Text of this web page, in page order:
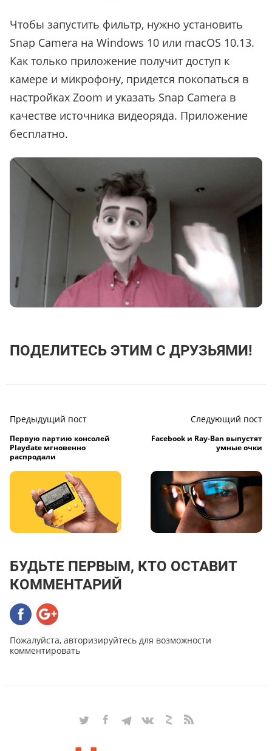
Чтобы запустить фильтр, нужно установить
Snap Camera на Windows 10 или macOS 10.13.
Как только приложение получит доступ к
камере и микрофону, придется покопаться в
настройках Zoom и указать Snap Camera в
качестве источника видеоряда. Приложение
бесплатно.
ПОДЕЛИТЕСЬ ЭТИМ С ДРУЗЬЯМИ!
Предыдущий пост
Первую партию консолей
Playdate мгновенно
распродали
Следующий пост
Facebook и Ray-Ban выпустят
умные очки
БУДЬТЕ ПЕРВЫМ, КТО ОСТАВИТ
КОММЕНТАРИЙ
Пожалуйста, авторизируйтесь для возможности
комментировать